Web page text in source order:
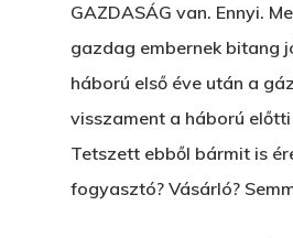
GAZDASÁG van. Ennyi.
gazdag embernek bitang
háború első éve után a
visszament a háború
Tetszett ebből bármit is
fogyasztó? Vásárló?